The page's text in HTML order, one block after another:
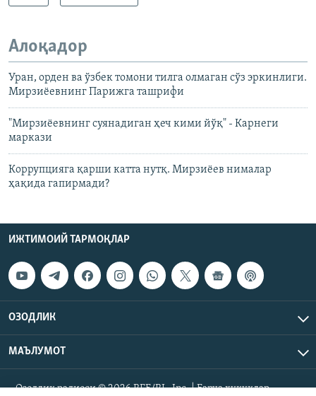
Алоқадор
Уран, орден ва ўзбек томони тилга олмаган сўз эркинлиги.
Мирзиёевнинг Парижга ташрифи
"Мирзиёевнинг суянадиган ҳеч кими йўқ" - Карнеги
маркази
Коррупцияга қарши катта нутқ. Мирзиёев нималар
ҳақида гапирмади?
ИЖТИМОИЙ ТАРМОҚЛАР
ОЗОДЛИК
МАЪЛУМОТ
Озодлик радиоси © 2026 RFE/RL, Inc. | Барча ҳуқуқлар